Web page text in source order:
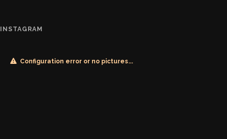
INSTAGRAM
Configuration error or no pictures...